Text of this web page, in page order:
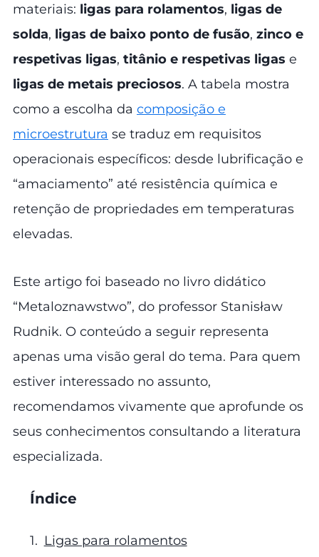
materiais: ligas para rolamentos, ligas de
solda, ligas de baixo ponto de fusão, zinco e
respetivas ligas, titânio e respetivas ligas e
ligas de metais preciosos. A tabela mostra
como a escolha da composição e
microestrutura se traduz em requisitos
operacionais específicos: desde lubrificação e
“amaciamento” até resistência química e
retenção de propriedades em temperaturas
elevadas.
Este artigo foi baseado no livro didático
“Metaloznawstwo”, do professor Stanisław
Rudnik. O conteúdo a seguir representa
apenas uma visão geral do tema. Para quem
estiver interessado no assunto,
recomendamos vivamente que aprofunde os
seus conhecimentos consultando a literatura
especializada.
Índice
Ligas para rolamentos